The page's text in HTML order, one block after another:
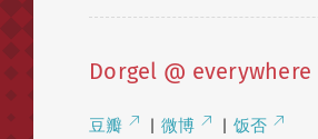
Dorgel @ everywhere
豆瓣 | 微博 | 饭否